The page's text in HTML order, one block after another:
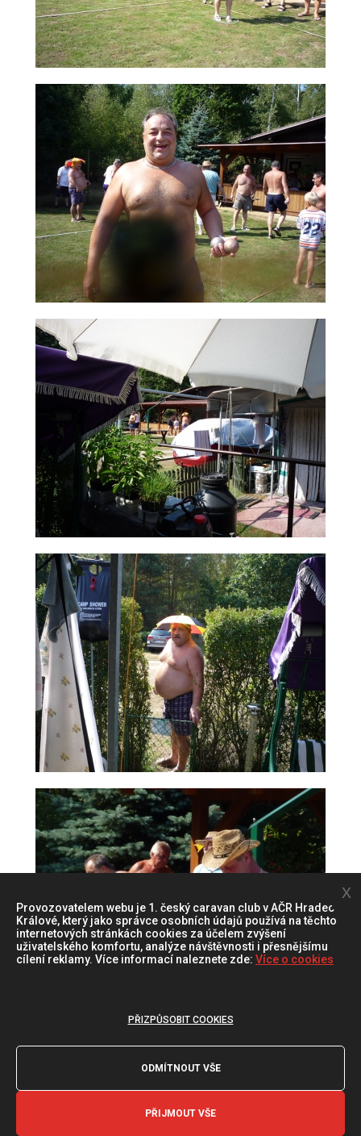
Provozovatelem webu je 1. český caravan club v AČR Hradec
Králové, který jako správce osobních údajů používá na těchto
internetových stránkách cookies za účelem zvýšení
uživatelského komfortu, analýze návštěvnosti i přesnějšímu
cílení reklamy. Více informací naleznete zde: Více o cookies
PŘIZPŮSOBIT COOKIES
ODMÍTNOUT VŠE
PŘIJMOUT VŠE
x